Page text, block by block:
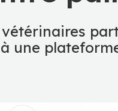
vétérinaires
une